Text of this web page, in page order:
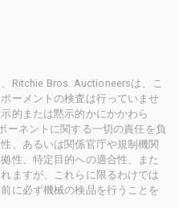
Ritchie Bros. Auctioneersは、こ
ーメントの検査は行っていませ
的または黙示的かにかかわら
ーネントに関する一切の責任を負
、あるいは関係官庁や規制機関
性、特定目的への適合性、また
ますが、これらに限るわけでは
に必ず機械の検品を行うことを